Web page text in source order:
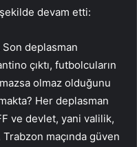
şekilde devam etti:
deplasman
çıktı, futbolcuların
olmaz olduğunu
Her deplasman
ve devlet, yani valilik,
maçında güven